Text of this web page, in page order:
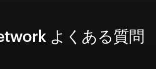
よくある質問